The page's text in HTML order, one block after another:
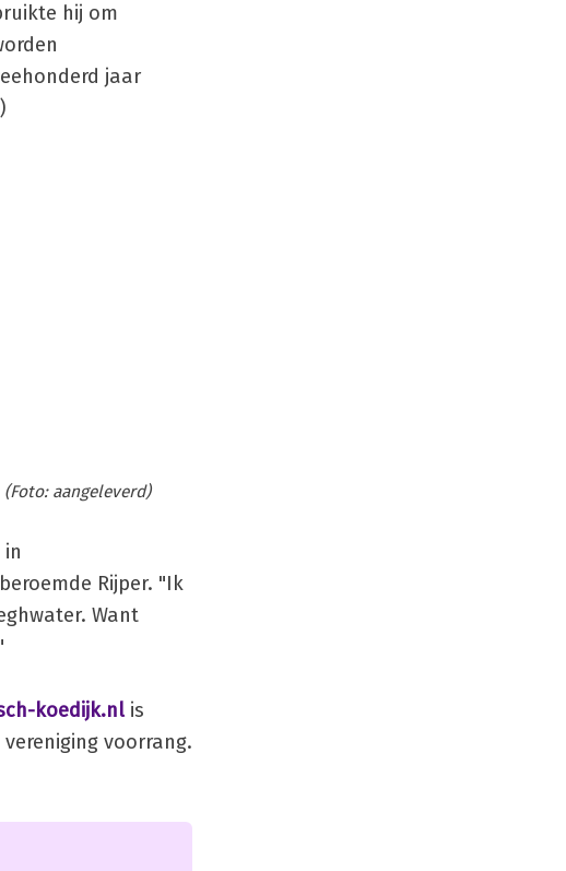
hij om
jaar
aangeleverd)
Rijper. "Ik
Want
koedijk.nlis
voorrang.